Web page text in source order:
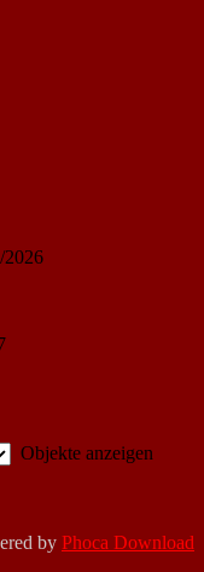
2026
Objekte anzeigen
by Phoca Download